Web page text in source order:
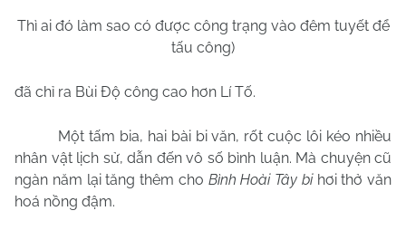
Thì ai đó làm sao có được công trạng vào đêm tuyết để
tấu công)
đã chỉ ra Bùi Độ công cao hơn Lí Tố.
Một tấm bia, hai bài bi văn, rốt cuộc lôi kéo nhiều
nhân vật lịch sử, dẫn đến vô số bình luận. Mà chuyện cũ
ngàn năm lại tăng thêm cho Bình Hoài Tây bihơi thở văn
hoá nồng đậm.